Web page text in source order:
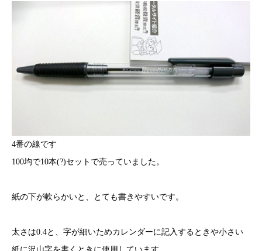
4番の線です
100均で10本(?)セットで売っていました。
紙の下が軟らかいと、とても書きやすいです。
太さは0.4と、字が細いためカレンダーに記入するときや小さい